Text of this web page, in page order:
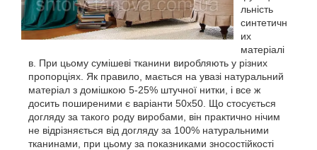
льність
синтетичн
их
матеріалі
в. При цьому сумішеві тканини виробляють у різних
пропорціях. Як правило, мається на увазі натуральний
матеріал з домішкою 5-25% штучної нитки, і все ж
досить поширеними є варіанти 50х50. Що стосується
догляду за такого роду виробами, він практично нічим
не відрізняється від догляду за 100% натуральними
тканинами, при цьому за показниками зносостійкості